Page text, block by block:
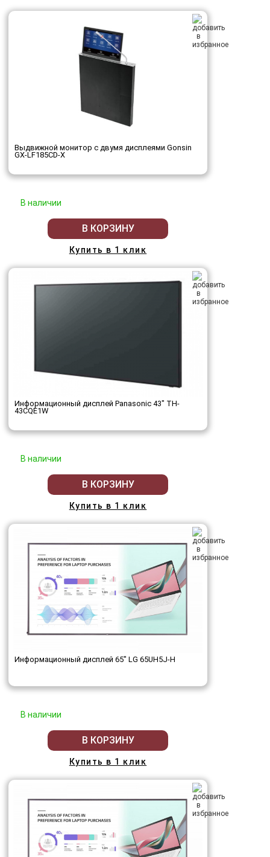
Выдвижной монитор с двумя дисплеями Gonsin
GX-LF185CD-X
В наличии
В КОРЗИНУ
Купить в 1 клик
Информационный дисплей Panasonic 43" TH-
43CQE1W
В наличии
В КОРЗИНУ
Купить в 1 клик
Информационный дисплей 65" LG 65UH5J-H
В наличии
В КОРЗИНУ
Купить в 1 клик